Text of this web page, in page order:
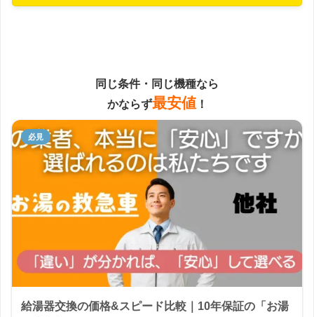
同じ条件・同じ機種なら
かならず最安値 ！
給湯器交換の価格&スピード比較｜10年保証の「お湯